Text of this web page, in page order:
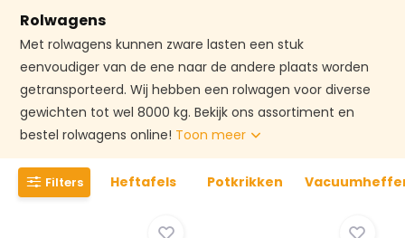
Rolwagens
Met rolwagens kunnen zware lasten een stuk
eenvoudiger van de ene naar de andere plaats worden
getransporteerd. Wij hebben een rolwagen voor diverse
gewichten tot wel 8000 kg. Bekijk ons assortiment en
bestel rolwagens online! Toon meer
Filters Heftafels Potkrikken